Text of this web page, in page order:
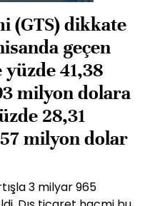
(GTS) dikkate
geçen
yüzde 41,38
milyon dolara
28,31
milyon dolar
3 milyar 965